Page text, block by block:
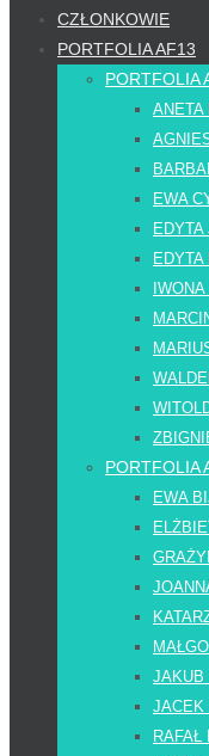
CZŁONKOWIE
PORTFOLIA AF13
PORTFOLIA
ANETA
EWA
PORTFOLIA
EWA
JAKUB
JACEK
RAFAŁ